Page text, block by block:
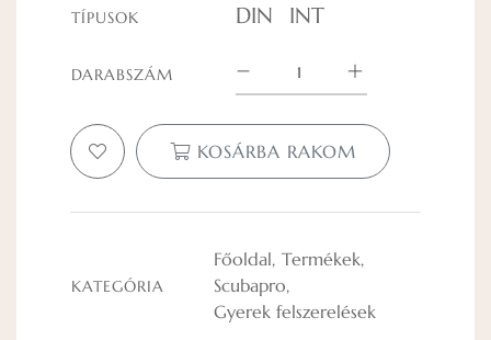
TÍPUSOK DIN INT
DARABSZÁM
KOSÁRBA RAKOM
KATEGÓRIA
Főoldal Termékek
Scubapro
Gyerek felszerelések